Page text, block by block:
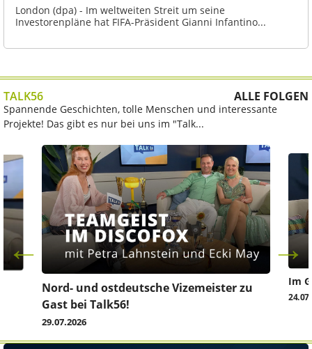
London (dpa) - Im weltweiten Streit um seine
Investorenpläne hat FIFA-Präsident Gianni Infantino...
TALK56 ALLE FOLGEN
Spannende Geschichten, tolle Menschen und interessante
Projekte! Das gibt es nur bei uns im "Talk...
Nord- und ostdeutsche Vizemeister zu
Gast bei Talk56!
29.07.2026
Im